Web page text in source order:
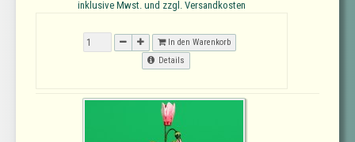
inklusive Mwst. und zzgl. Versandkosten
In den Warenkorb
Details